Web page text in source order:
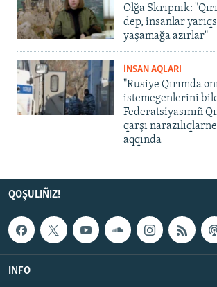
Olğa Skrıpnık:
dep, insanlar
yaşamağa azırlar"
İNSAN AQLARI
"Rusiye Qırımda
istemegenlerini
Federatsiyasınıñ
qarşı
aqqında
QOŞULIÑIZ!
INFO